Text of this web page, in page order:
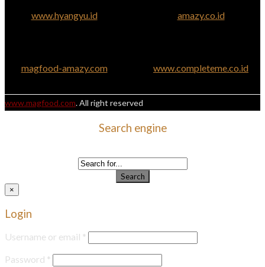
www.hyangyu.id amazy.co.id
magfood-amazy.com www.completeme.co.id
www.magfood.com. All right reserved
Search engine
Search
×
Login
Username or email *
Password *